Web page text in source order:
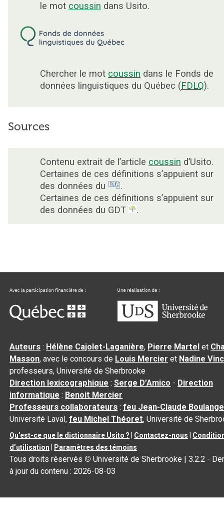
le mot coussin dans Usito.
Chercher le mot coussin dans le Fonds de
données linguistiques du Québec (FDLQ).
Sources
Contenu extrait de l’article coussin d’Usito.
Certaines de ces définitions s’appuient sur
des données du
.
Certaines de ces définitions s’appuient sur
des données du GDT
.
Auteurs : Hélène Cajolet-Laganière, Pierre Martel et
Masson, avec le concours de Louis Mercier et Nadine
professeurs, Université de Sherbrooke
Direction lexicographique :Serge D’Amico - Direction
informatique : Benoit Mercier
Professeurs collaborateurs :feu Jean-Claude
Université Laval,feu Michel Théoret, Université de
Qu’est-ce que le dictionnaire Usito ? Contactez-nous
d’utilisation
Paramètres des témoins
Tous droits réservés © Université de Sherbrooke |3.2.2 -
à jour du contenu :2026-08-03